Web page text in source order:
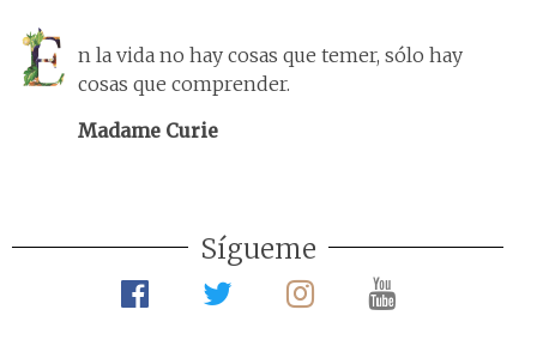
n la vida no hay cosas que temer, sólo hay
cosas que comprender.
Madame Curie
Sígueme